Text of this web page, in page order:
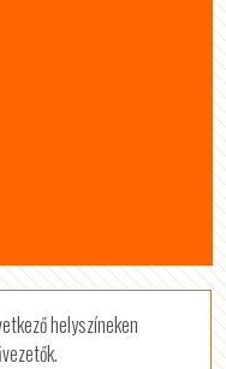
helyszíneken